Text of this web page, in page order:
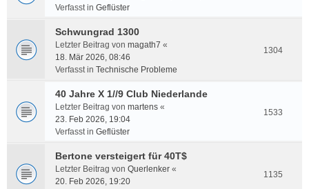
Verfasst in Geflüster
Schwungrad 1300
Letzter Beitrag von magath7 «
18. Mär 2026, 08:46
Verfasst in Technische Probleme
1304
40 Jahre X 1//9 Club Niederlande
Letzter Beitrag von martens «
23. Feb 2026, 19:04
Verfasst in Geflüster
1533
Bertone versteigert für 40T$
Letzter Beitrag von Querlenker «
20. Feb 2026, 19:20
1135